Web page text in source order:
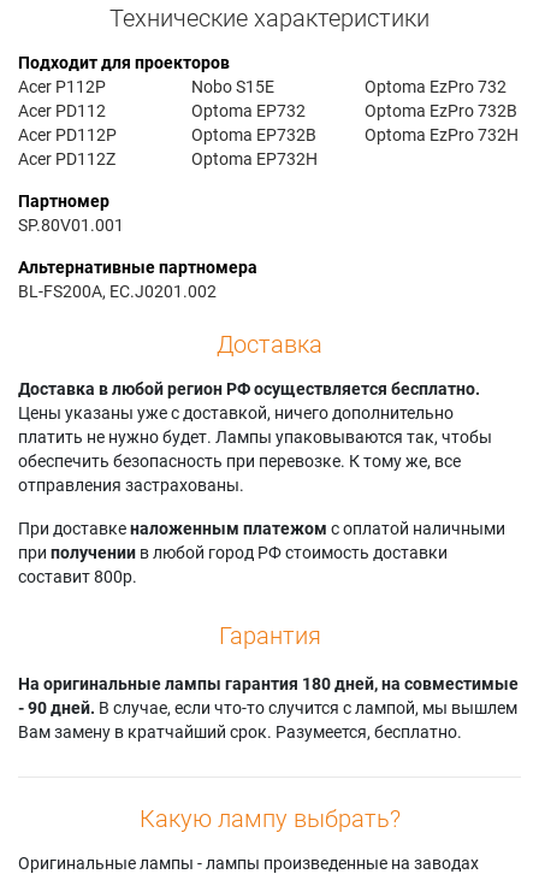
Технические характеристики
Подходит для проекторов
Acer P112P
Acer PD112
Acer PD112P
Acer PD112Z
Nobo S15E
Optoma EP732
Optoma EP732B
Optoma EP732H
Optoma EzPro 732
Optoma EzPro 732B
Optoma EzPro 732H
Партномер
SP.80V01.001
Альтернативные партномера
BL-FS200A, EC.J0201.002
Доставка
Доставка в любой регион РФ осуществляется бесплатно.
Цены указаны уже с доставкой, ничего дополнительно
платить не нужно будет. Лампы упаковываются так, чтобы
обеспечить безопасность при перевозке. К тому же, все
отправления застрахованы.
При доставкеналоженным платежом с оплатой наличными
при получении в любой город РФ стоимость доставки
составит 800р.
Гарантия
На оригинальные лампы гарантия 180 дней, на совместимые
- 90 дней. В случае, если что-то случится с лампой, мы вышлем
Вам замену в кратчайший срок. Разумеется, бесплатно.
Какую лампу выбрать?
Оригинальные лампы - лампы произведенные на заводах